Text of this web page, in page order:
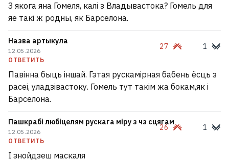
З якога яна Гомеля, калі з Владывастока? Гомель для
яе такі ж родны, як Барселона.
Назва артыкула
12.05.2026
ОТВЕТИТЬ
27 1
Павінна быць іншай. Гэтая рускамірная бабень ёсць з
расеі, уладзівастоку. Гомель тут такім жа бокам,як і
Барселона.
Пашкрабі любіцелям рускага міру з чз сцягам
12.05.2026
ОТВЕТИТЬ
26 1
І знойдзеш маскаля